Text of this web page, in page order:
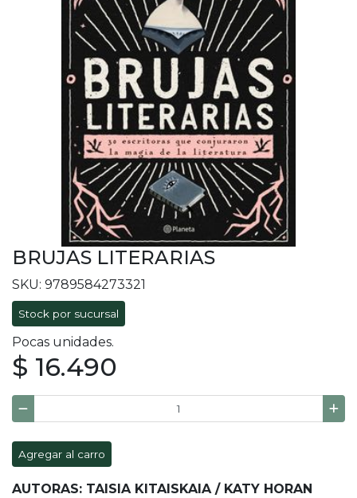
BRUJAS LITERARIAS
SKU: 9789584273321
Stock por sucursal
Pocas unidades.
$ 16.490
Agregar al carro
AUTORAS: TAISIA KITAISKAIA / KATY HORAN